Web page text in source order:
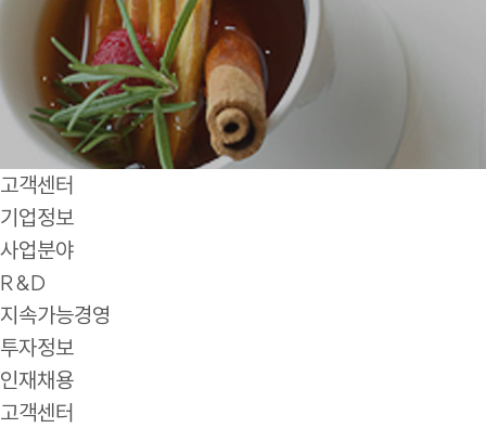
고객센터
기업정보
사업분야
R&D
지속가능경영
투자정보
인재채용
고객센터